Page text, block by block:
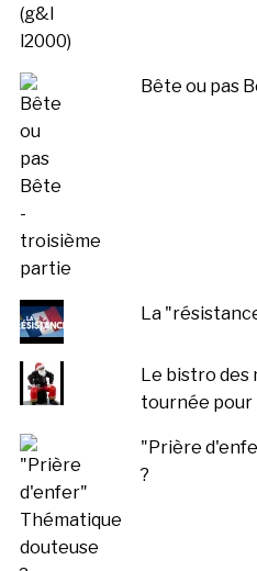
Bête ou pas
La
Le bistro des
tournée pour
"Prière
?